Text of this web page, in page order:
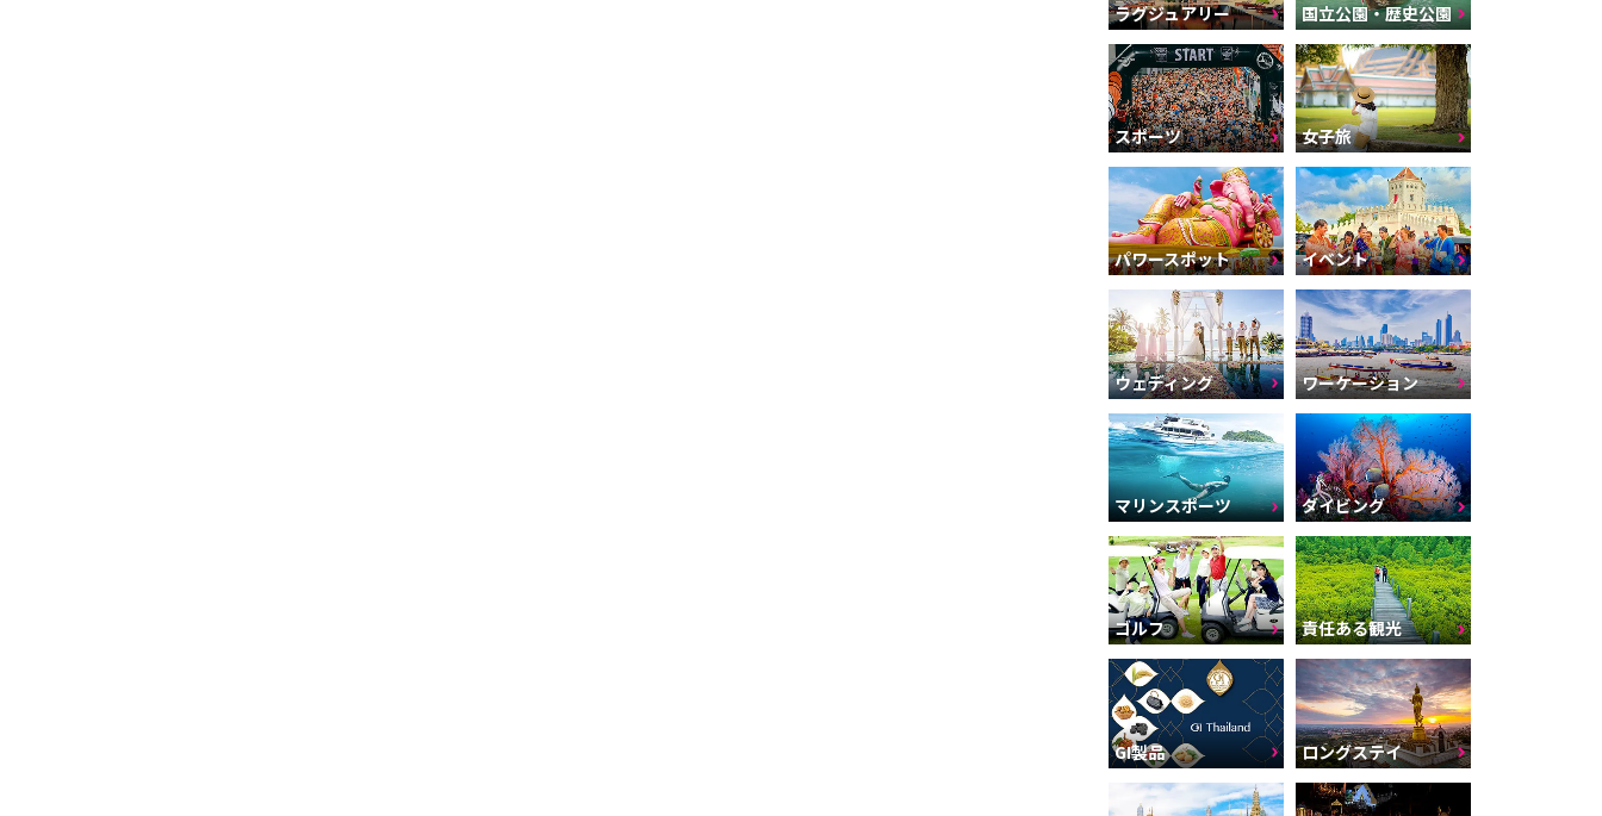
ラグジュアリー 国立公園・歴史公園
スポーツ 女子旅
パワースポット イベント
ウェディング ワーケーション
マリンスポーツ ダイビング
ゴルフ 責任ある観光
GI製品 ロングステイ